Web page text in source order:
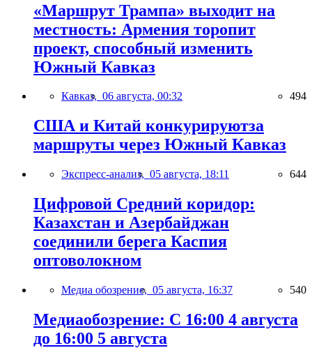
«Маршрут Трампа» выходит на
местность: Армения торопит
проект, способный изменить
Южный Кавказ
Кавказ, 06 августа, 00:32 494
США и Китай конкурируютза
маршруты через Южный Кавказ
Экспресс-анализ, 05 августа, 18:11 644
Цифровой Средний коридор:
Казахстан и Азербайджан
соединили берега Каспия
оптоволокном
Медиа обозрение, 05 августа, 16:37 540
Медиаобозрение: С 16:00 4 августа
до 16:00 5 августа